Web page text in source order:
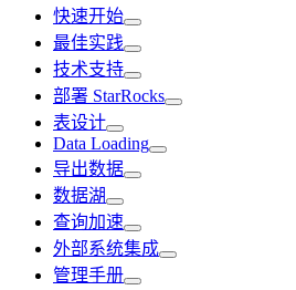
快速开始
最佳实践
技术支持
部署 StarRocks
表设计
Data Loading
导出数据
数据湖
查询加速
外部系统集成
管理手册